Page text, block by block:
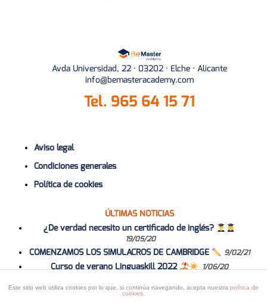
Este sitio web utiliza cookies por lo que, si continúa navegando, acepta nuestra política de
cookies
Avda Universidad, 22 · 03202 · Elche · Alicante
info@bemasteracademy.com
Tel. 965 64 15 71
Aviso legal
Condiciones generales
Política de cookies
ÚLTIMAS NOTICIAS
¿De verdad necesito un certificado de inglés?
19/05/20
COMENZAMOS LOS SIMULACROS DE CAMBRIDGE 9/02/21
Curso de verano Linguaskill 2022 1/06/20